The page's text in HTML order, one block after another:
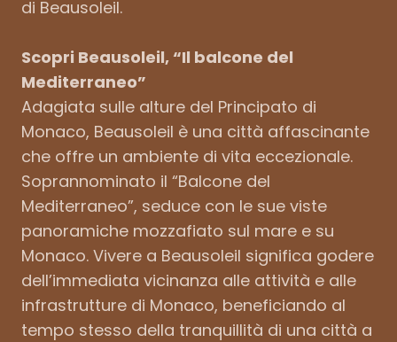
di Beausoleil.
Scopri Beausoleil, “Il balcone del
Mediterraneo”
Adagiata sulle alture del Principato di
Monaco, Beausoleil è una città affascinante
che offre un ambiente di vita eccezionale.
Soprannominato il “Balcone del
Mediterraneo”, seduce con le sue viste
panoramiche mozzafiato sul mare e su
Monaco. Vivere a Beausoleil significa godere
dell’immediata vicinanza alle attività e alle
infrastrutture di Monaco, beneficiando al
tempo stesso della tranquillità di una città a